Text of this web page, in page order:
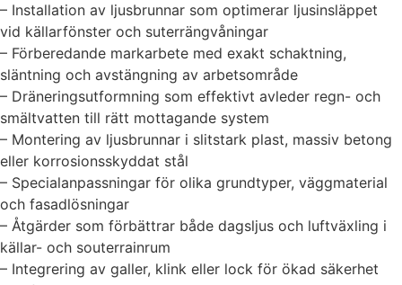
– Installation av ljusbrunnar som optimerar ljusinsläppet
vid källarfönster och suterrängvåningar
– Förberedande markarbete med exakt schaktning,
släntning och avstängning av arbetsområde
– Dräneringsutformning som effektivt avleder regn- och
smältvatten till rätt mottagande system
– Montering av ljusbrunnar i slitstark plast, massiv betong
eller korrosionsskyddat stål
– Specialanpassningar för olika grundtyper, väggmaterial
och fasadlösningar
– Åtgärder som förbättrar både dagsljus och luftväxling i
källar- och souterrainrum
– Integrering av galler, klink eller lock för ökad säkerhet